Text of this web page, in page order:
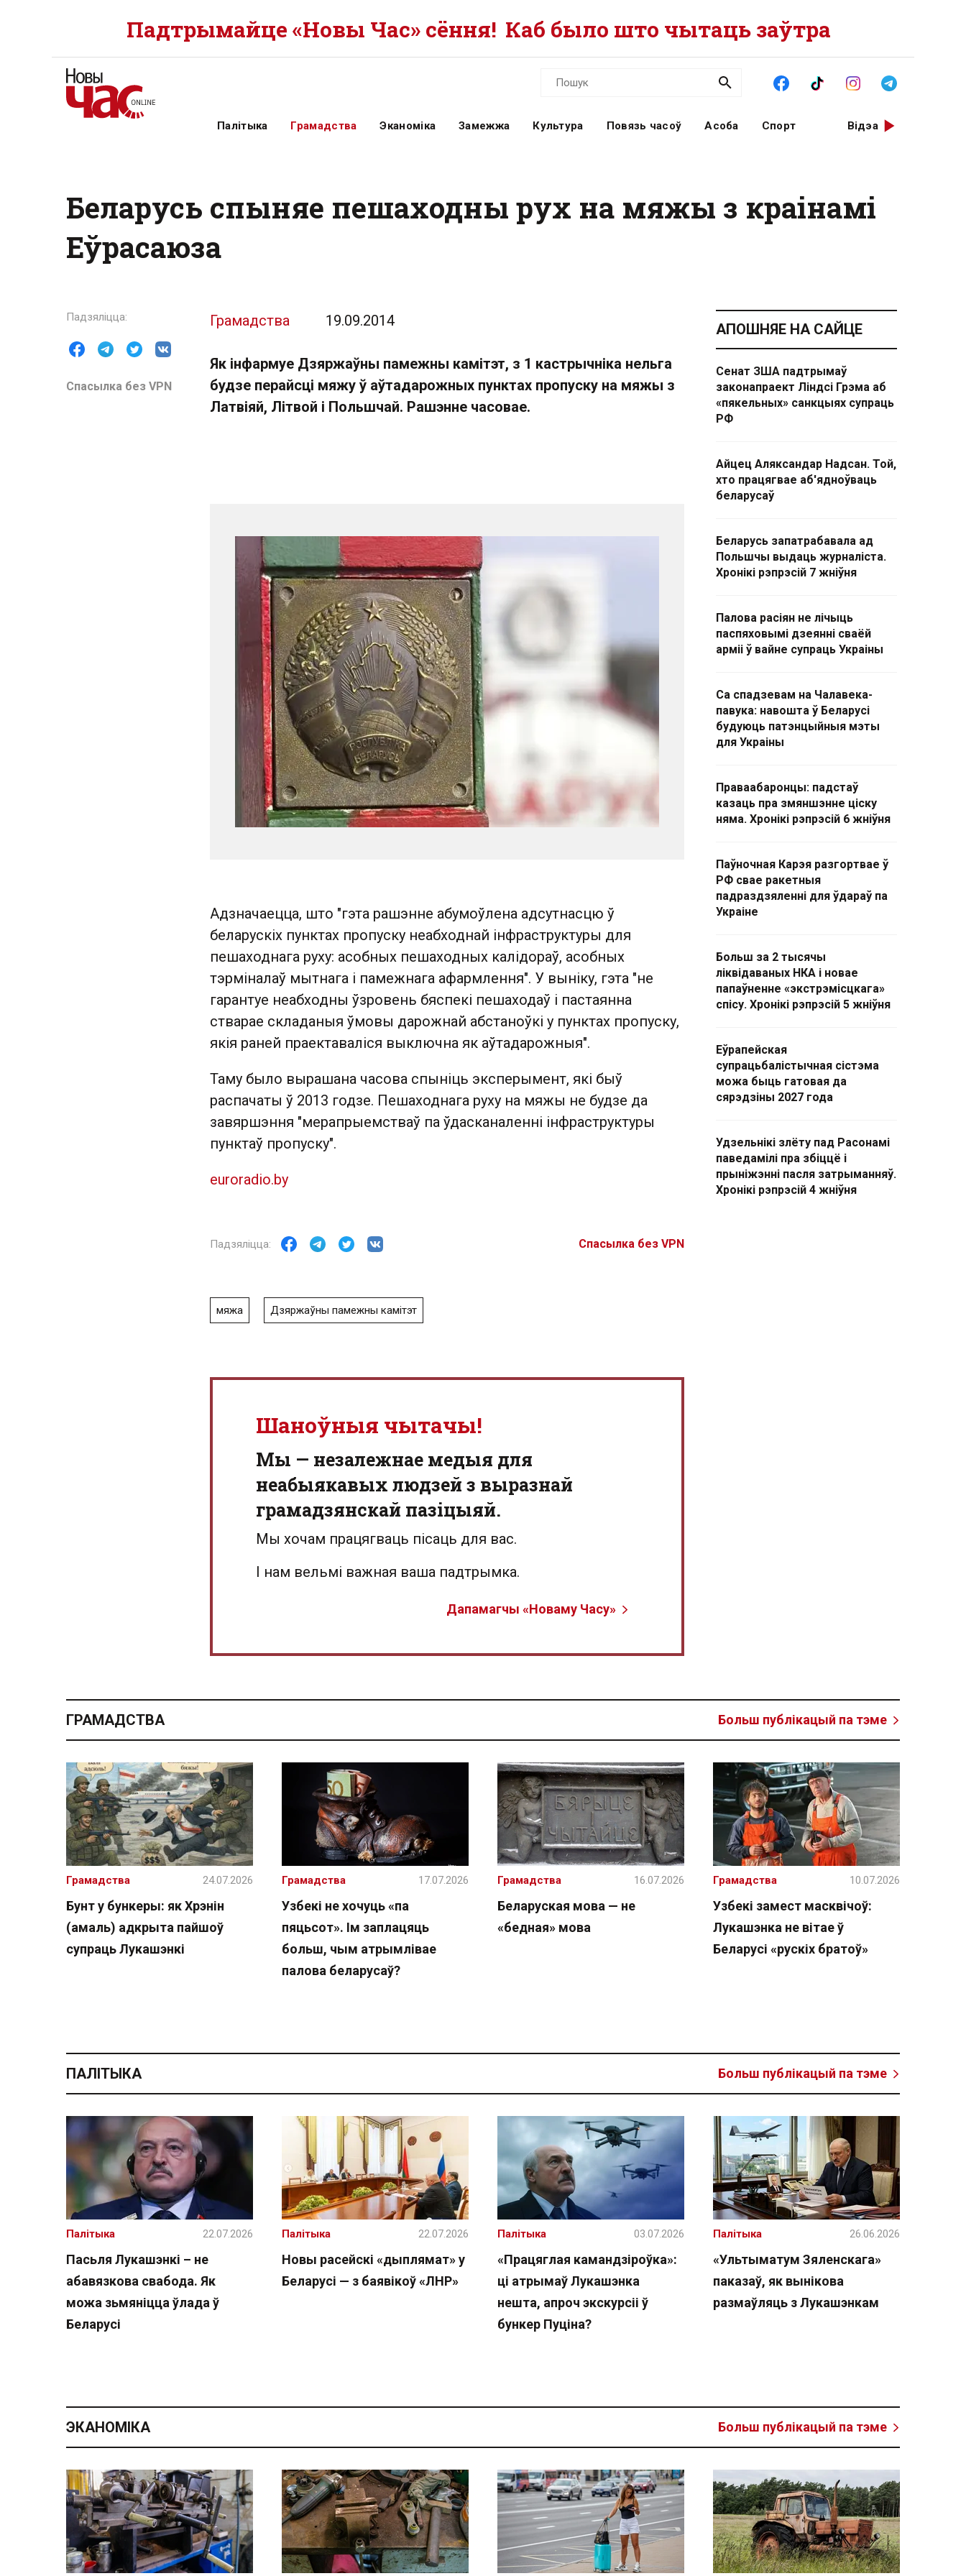
Падтрымайце «Новы Час» сёння! Каб было што чытаць заўтра
Палітыка Грамадства Эканоміка Замежжа Культура Повязь часоў Асоба Спорт Відэа
Беларусь спыняе пешаходны рух на мяжы з краінамі
Еўрасаюза
Спасылка без VPN
Грамадства 19.09.2014
Як інфармуе Дзяржаўны памежны камітэт, з 1 кастрычніка нельга
будзе перайсці мяжу ў аўтадарожных пунктах пропуску на мяжы з
Латвіяй, Літвой і Польшчай. Рашэнне часовае.
Адзначаецца, што "гэта рашэнне абумоўлена адсутнасцю ў
беларускіх пунктах пропуску неабходнай інфраструктуры для
пешаходнага руху: асобных пешаходных калідораў, асобных
тэрміналаў мытнага і памежнага афармлення". У выніку, гэта "не
гарантуе неабходны ўзровень бяспекі пешаходаў і пастаянна
стварае складаныя ўмовы дарожнай абстаноўкі у пунктах пропуску,
якія раней праектаваліся выключна як аўтадарожныя".
Таму было вырашана часова спыніць эксперымент, які быў
распачаты ў 2013 годзе. Пешаходнага руху на мяжы не будзе да
завяршэння "мерапрыемстваў па ўдасканаленні інфраструктуры
пунктаў пропуску".
euroradio.by
Спасылка без VPN
мяжа Дзяржаўны памежны камітэт
Шаноўныя чытачы!
Мы — незалежнае медыя для
неабыякавых людзей з выразнай
грамадзянскай пазіцыяй.
Мы хочам працягваць пісаць для вас.
І нам вельмі важная ваша падтрымка.
Дапамагчы «Новаму Часу»
АПОШНЯЕ НА САЙЦЕ
Сенат ЗША падтрымаў
законапраект Ліндсі Грэма аб
«пякельных» санкцыях супраць
РФ
Айцец Аляксандар Надсан. Той,
хто працягвае аб'ядноўваць
беларусаў
Беларусь запатрабавала ад
Польшчы выдаць журналіста.
Хронікі рэпрэсій 7 жніўня
Палова расіян не лічыць
паспяховымі дзеянні сваёй
арміі ў вайне супраць Украіны
Са спадзевам на Чалавека-
павука: навошта ў Беларусі
будуюць патэнцыйныя мэты
для Украіны
Праваабаронцы: падстаў
казаць пра змяншэнне ціску
няма. Хронікі рэпрэсій 6 жніўня
Паўночная Карэя разгортвае ў
РФ свае ракетныя
падраздзяленні для ўдараў па
Украіне
Больш за 2 тысячы
ліквідаваных НКА і новае
папаўненне «экстрэмісцкага»
спісу. Хронікі рэпрэсій 5 жніўня
Еўрапейская
супрацьбалістычная сістэма
можа быць гатовая да
сярэдзіны 2027 года
Удзельнікі злёту пад Расонамі
паведамілі пра збіццё і
прыніжэнні пасля затрыманняў.
Хронікі рэпрэсій 4 жніўня
ГРАМАДСТВА Больш публікацый па тэме
Бунт у бункеры: як Хрэнін
(амаль) адкрыта пайшоў
супраць Лукашэнкі
Грамадства 24.07.2026
Узбекі не хочуць «па
пяцьсот». Ім заплацяць
больш, чым атрымлівае
палова беларусаў?
Грамадства 17.07.2026
Беларуская мова — не
«бедная» мова
Грамадства 16.07.2026
Узбекі замест масквічоў:
Лукашэнка не вітае ў
Беларусі «рускіх братоў»
Грамадства 10.07.2026
ПАЛІТЫКА Больш публікацый па тэме
Пасьля Лукашэнкі – не
абавязкова свабода. Як
можа зьмяніцца ўлада ў
Беларусі
Палітыка 22.07.2026
Новы расейскі «дыплямат» у
Беларусі — з баявікоў «ЛНР»
Палітыка 22.07.2026
«Працяглая камандзіроўка»:
ці атрымаў Лукашэнка
нешта, апроч экскурсіі ў
бункер Пуціна?
Палітыка 03.07.2026
«Ультыматум Зяленскага»
паказаў, як вынікова
размаўляць з Лукашэнкам
Палітыка 26.06.2026
ЭКАНОМІКА Больш публікацый па тэме